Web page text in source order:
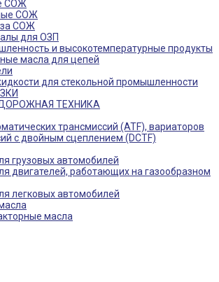
СОЖ
СОЖ
за СОЖ
для ОЗП
и высокотемпературные продукты
масла для цепей
для стекольной промышленности
ТЕХНИКА
трансмиссий (ATF), вариаторов
с двойным сцеплением (DCTF)
грузовых автомобилей
двигателей, работающих на газообразном
легковых автомобилей
масла